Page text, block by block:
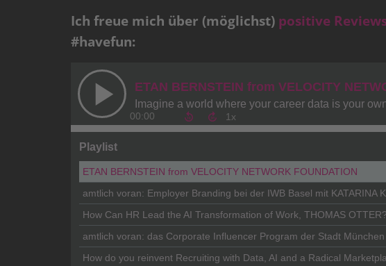
Ich freue mich über (möglichst) positive
#havefun: